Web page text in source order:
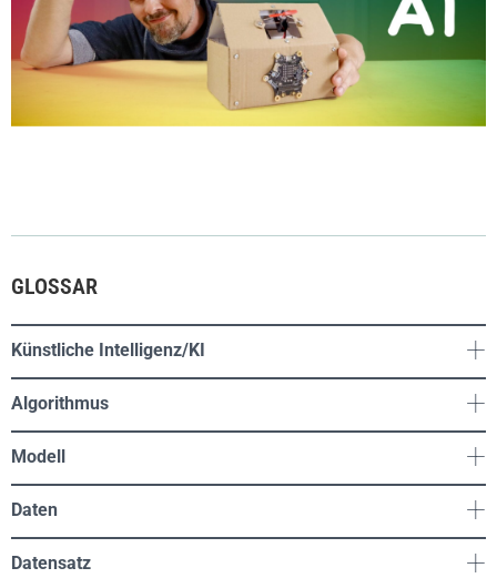
GLOSSAR
Künstliche Intelligenz/KI
Algorithmus
Modell
Daten
Datensatz